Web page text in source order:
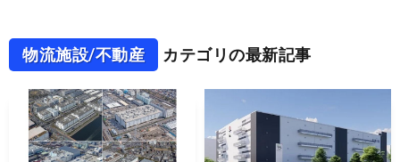
物流施設/不動産 カテゴリの最新記事